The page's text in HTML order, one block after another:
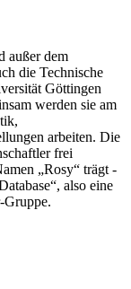
außer dem
die Technische
Göttingen
werden sie am
arbeiten. Die
frei
„Rosy“ trägt -
also eine
Gruppe.